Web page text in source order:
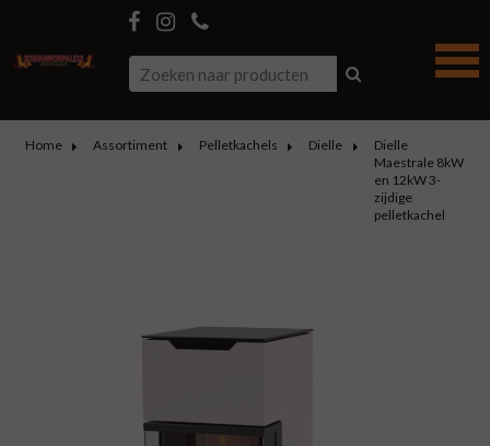
Home Assortiment Pelletkachels Dielle
Dielle
Maestrale 8kW
en 12kW 3-
zijdige
pelletkachel